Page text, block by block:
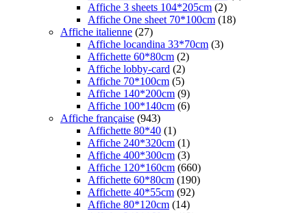
Affiche 3 sheets 104*205cm (2)
Affiche One sheet 70*100cm (18)
Affiche italienne (27)
Affiche locandina 33*70cm (3)
Affichette 60*80cm (2)
Affiche lobby-card (2)
Affiche 70*100cm (5)
Affiche 140*200cm (9)
Affiche 100*140cm (6)
Affiche française (943)
Affichette 80*40 (1)
Affiche 240*320cm (1)
Affiche 400*300cm (3)
Affiche 120*160cm (660)
Affichette 60*80cm (190)
Affichette 40*55cm (92)
Affiche 80*120cm (14)